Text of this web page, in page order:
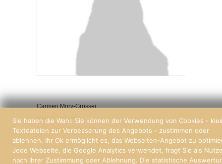
Carmen Mory-Grosser
Mietverwaltung
Tel.: +49 761 388 409 26
Sie haben die Wahl: Sie können der Verwendung von Cookies -
Textdateien zur Verbesserung des Angebots - zustimmen oder
ablehnen. Ihr Ok ermöglicht es, das Webseiten-Angebot zu
Jede Webseite, die Google Analytics verwendet, fragt Sie als
nach Ihrer Zustimmung oder Ablehnung. Die statistische